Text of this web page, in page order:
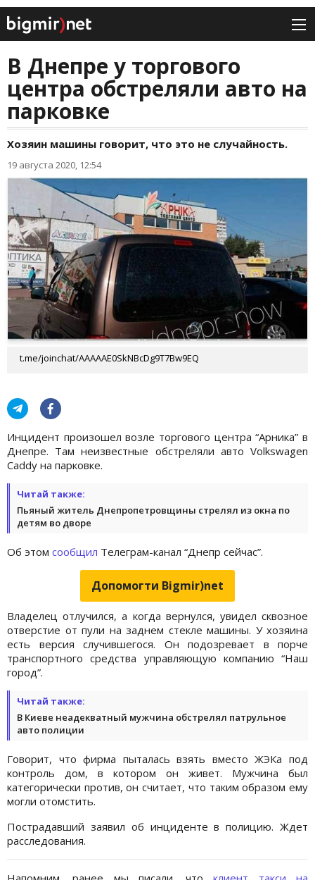
В Днепре у торгового
центра обстреляли авто на
парковке
Хозяин машины говорит, что это не случайность.
19 августа 2020, 12:54
t.me/joinchat/AAAAAE0SkNBcDg9T7Bw9EQ
Инцидент произошел возле торгового центра “Арника” в
Днепре. Там неизвестные обстреляли авто Volkswagen
Caddy на парковке.
Читай также:
Пьяный житель Днепропетровщины стрелял из окна по
детям во дворе
Об этом сообщил Телеграм-канал “Днепр сейчас”.
Допомогти Bigmir)net
Владелец отлучился, а когда вернулся, увидел сквозное
отверстие от пули на заднем стекле машины. У хозяина
есть версия случившегося. Он подозревает в порче
транспортного средства управляющую компанию “Наш
город”.
Читай также:
В Киеве неадекватный мужчина обстрелял патрульное
авто полиции
Говорит, что фирма пыталась взять вместо ЖЭКа под
контроль дом, в котором он живет. Мужчина был
категорически против, он считает, что таким образом ему
могли отомстить.
Пострадавший заявил об инциденте в полицию. Ждет
расследования.